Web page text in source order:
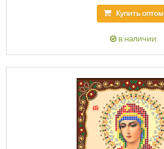
Купитьоптом
в наличии